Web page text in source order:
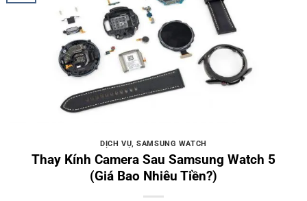
DỊCH VỤ,SAMSUNG WATCH
Thay Kính Camera Sau Samsung Watch 5
(Giá Bao Nhiêu Tiền?)